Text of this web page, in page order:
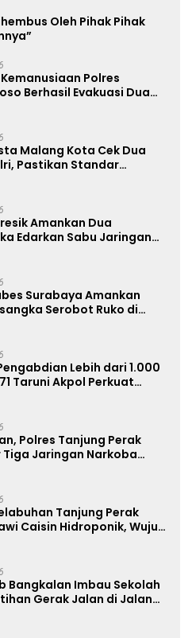
Oleh Pihak Pihak
Polres
Berhasil Evakuasi Dua
Malang Kota Cek Dua
Pastikan Standar
Amankan Dua
Edarkan Sabu Jaringan
Surabaya Amankan
Serobot Ruko di
Lebih dari 1.000
Taruni Akpol Perkuat
Polres Tanjung Perak
Tiga Jaringan Narkoba
Tanjung Perak
Caisin Hidroponik, Wujud
Bangkalan Imbau Sekolah
Gerak Jalan di Jalan